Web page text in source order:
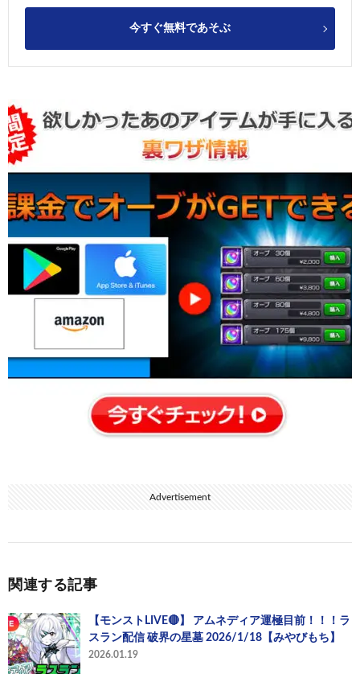
今すぐ無料であそぶ
Advertisement
関連する記事
【モンストLIVE🔴】 アムネディア運極目前！！！ラ
スラン配信 破界の星墓 2026/1/18【みやびもち】
2026.01.19